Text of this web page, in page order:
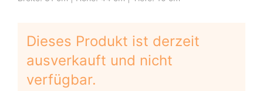
Dieses Produkt ist derzeit
ausverkauft und nicht
verfügbar.